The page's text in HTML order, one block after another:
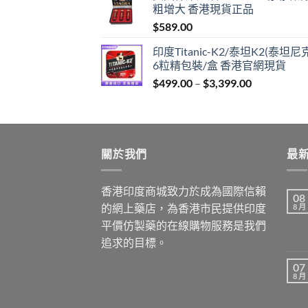
through
粗增大 香港現貨正品
$589.00
印度Titanic-K2/泰坦K2(泰坦尼
6粒精包裝/盒 香港官網現貨
$499.00 – $3,399.00Price
through
關於我們
香港印度商城致力於成為國際信賴
的網上藥店，為香港市民提供印度
平價仿製藥的在線購物服務是我們
追求的目標。
最
08
8 月
07
8 月